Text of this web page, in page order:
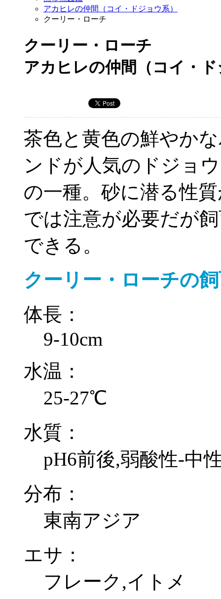
アカヒレの仲間（コイ・ドジョウ系）
クーリー・ローチ
クーリー・ローチ
アカヒレの仲間（コイ・
茶色と黄色の鮮やか
ンドが人気のドジョウ
の一種。砂に潜る性
では注意が必要だが
できる。
クーリー・ローチの
体長：
9-10cm
水温：
25-27℃
水質：
pH6前後,弱酸性-中
分布：
東南アジア
エサ：
フレーク,イトメ